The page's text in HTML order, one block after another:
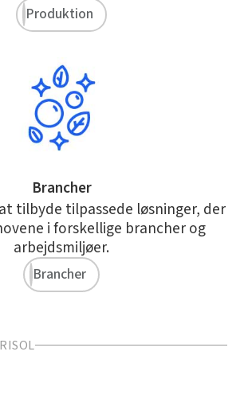
Produktion
Brancher
tilbyde tilpassede løsninger, der
i forskellige brancher og
arbejdsmiljøer.
Brancher